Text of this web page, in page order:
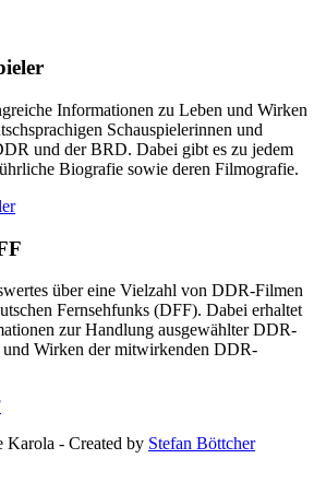
Informationen zu Leben und Wirken
Schauspielerinnen und
und der BRD. Dabei gibt es zu jedem
Biografie sowie deren Filmografie.
über eine Vielzahl von DDR-Filmen
Fernsehfunks (DFF). Dabei erhaltet
zur Handlung ausgewählter DDR-
Wirken der mitwirkenden DDR-
Karola - Created by Stefan Böttcher